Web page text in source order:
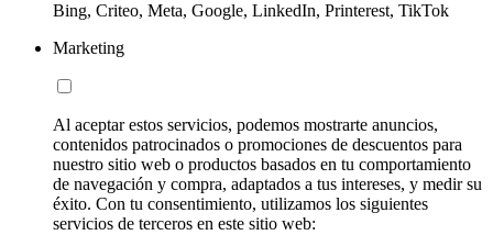
Bing, Criteo, Meta, Google, LinkedIn, Printerest, TikTok
Marketing
Al aceptar estos servicios, podemos mostrarte anuncios,
contenidos patrocinados o promociones de descuentos para
nuestro sitio web o productos basados en tu comportamiento
de navegación y compra, adaptados a tus intereses, y medir su
éxito. Con tu consentimiento, utilizamos los siguientes
servicios de terceros en este sitio web: